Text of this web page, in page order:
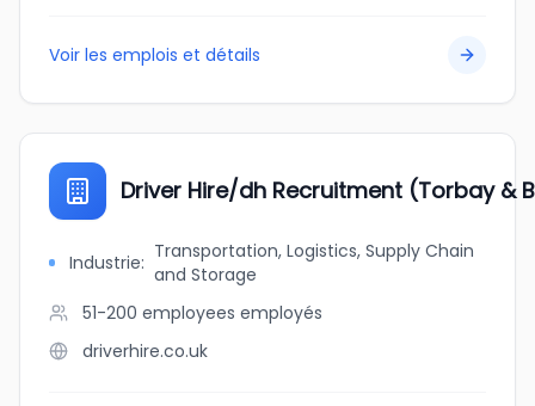
Voir les emplois et détails
Driver Hire/dh Recruitment (Torbay &
Industrie: Transportation, Logistics, Supply Chain
and Storage
51-200 employees employés
driverhire.co.uk